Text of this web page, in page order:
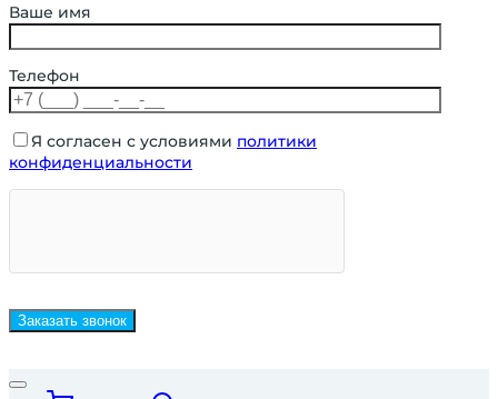
Ваше имя
Телефон
Я согласен с условиями политики
конфиденциальности